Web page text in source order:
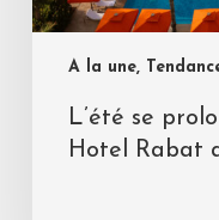
A la une,
L’été se
Hotel Rabat